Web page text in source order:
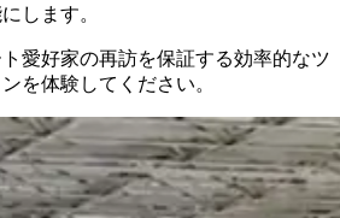
します。
愛好家の再訪を保証する効率的なツ
を体験してください。